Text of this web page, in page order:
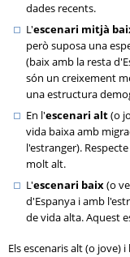
dades recents.
L'escenari mitjà
però suposa una
(baix amb la resta
són un creixement
una estructura
En l'escenari alt(o
vida baixa amb
l'estranger).
molt alt.
L'escenari baix(o
d'Espanya i amb
de vida alta. Aquest
Els escenaris alt (o jove)